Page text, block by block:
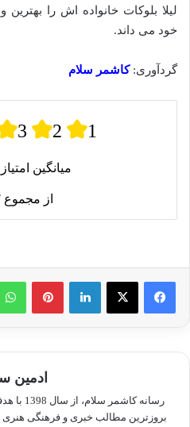
لیلا بلوکات خانواده اش را
خود می داند.
گردآوری:کاشمر سلام
3 2 1
میانگین
از مجموع
لینکدین
ادمین
رسانه
بروزترین مطالب خبری و فرهنگی هنری